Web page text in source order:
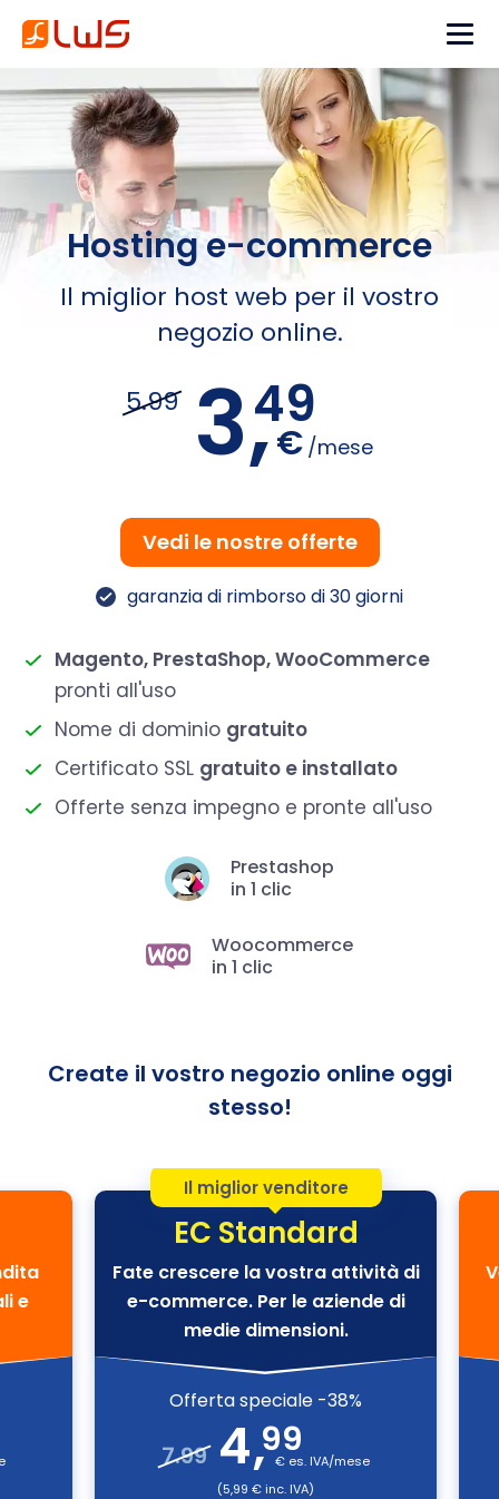
Hosting e-commerce
Il miglior host web per il vostro
negozio online.
Magento, PrestaShop, WooCommerce
pronti all'uso
Nome di dominio gratuito
Certificato SSL gratuito e installato
Offerte senza impegno e pronte all'uso
Prestashop
in 1 clic
Woocommerce
in 1 clic
5.99 3,49
€ /mese
Vedi le nostre offerte
garanzia di rimborso di 30 giorni
Create il vostro negozio online oggi
stesso!
e
Il miglior venditore
EC Standard
Fate crescere la vostra attività di
e-commerce. Per le aziende di
medie dimensioni.
Offerta speciale -38%
7.99 4,99
€ es. IVA/mese
(5,99 € inc. IVA)